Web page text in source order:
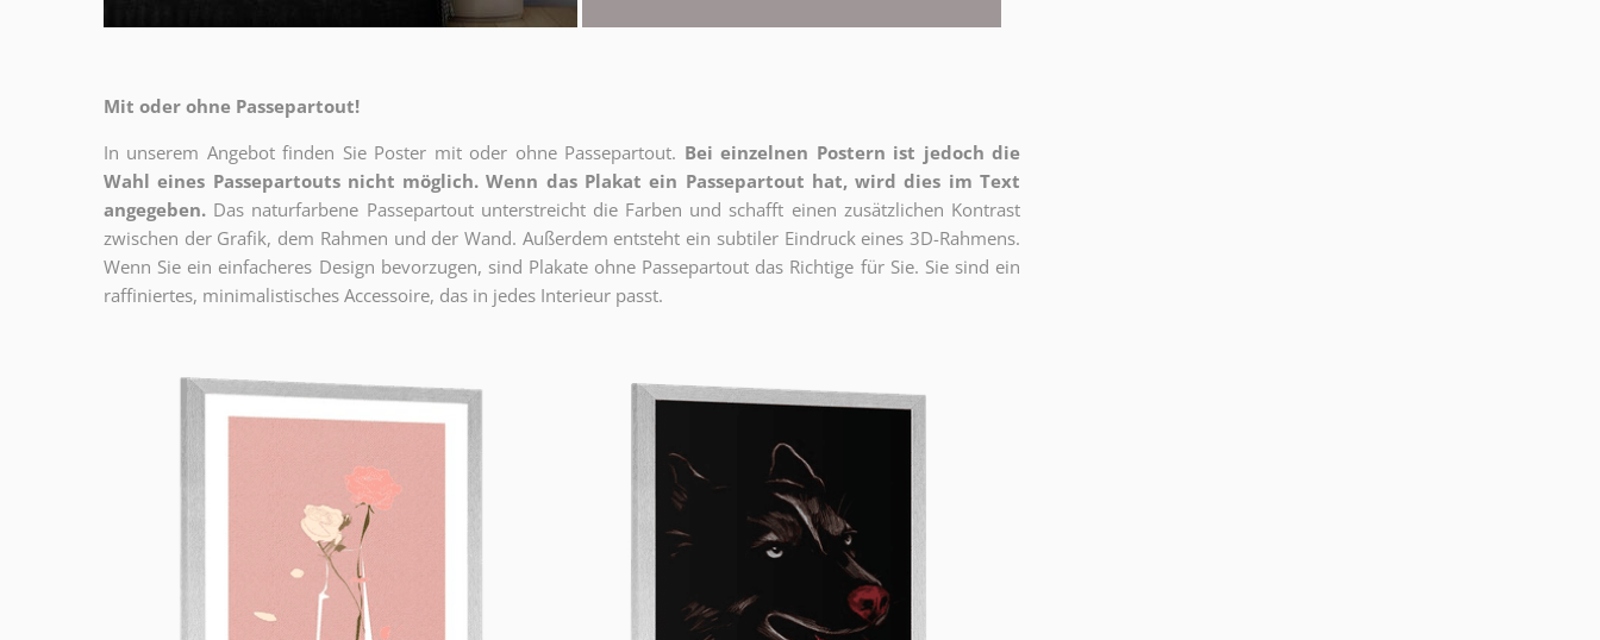
Mit oder ohne Passepartout!
In unserem Angebot finden Sie Poster mit oder ohne Passepartout. Bei einzelnen Postern ist jedoch die
Wahl eines Passepartouts nicht möglich. Wenn das Plakat ein Passepartout hat, wird dies im Text
angegeben. Das naturfarbene Passepartout unterstreicht die Farben und schafft einen zusätzlichen Kontrast
zwischen der Grafik, dem Rahmen und der Wand. Außerdem entsteht ein subtiler Eindruck eines 3D-Rahmens.
Wenn Sie ein einfacheres Design bevorzugen, sind Plakate ohne Passepartout das Richtige für Sie. Sie sind ein
raffiniertes, minimalistisches Accessoire, das in jedes Interieur passt.